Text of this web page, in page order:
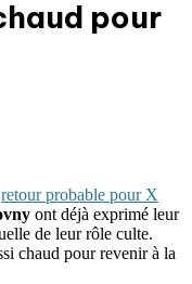
pour
retour probable pour X
ont déjà exprimé leur
de leur rôle culte.
chaud pour revenir à la